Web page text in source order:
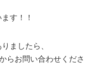
す！！
ましたら、
らお問い合わせくださ